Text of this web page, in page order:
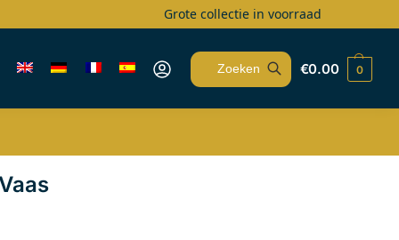
Grote collectie in voorraad
€0.00 0